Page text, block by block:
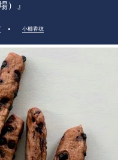
）』
小櫛香穂